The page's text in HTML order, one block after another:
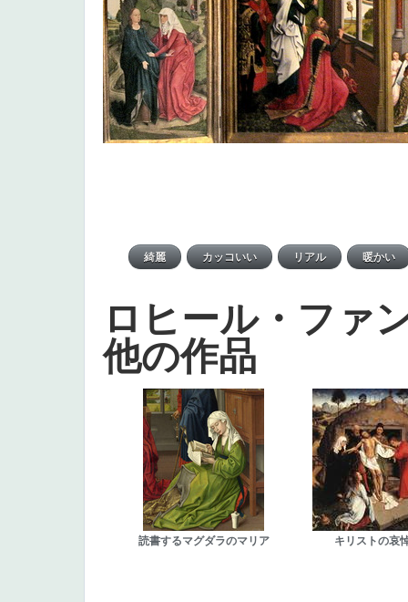
ロヒール・ファ
他の作品
読書するマグダラのマリア キリストの哀